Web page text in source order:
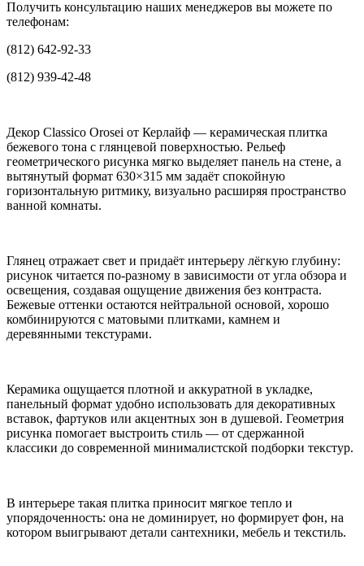
Получить консультацию наших менеджеров вы можете по
телефонам:
(812) 642-92-33
(812) 939-42-48
Декор Classico Orosei от Керлайф — керамическая плитка
бежевого тона с глянцевой поверхностью. Рельеф
геометрического рисунка мягко выделяет панель на стене, а
вытянутый формат 630×315 мм задаёт спокойную
горизонтальную ритмику, визуально расширяя пространство
ванной комнаты.
Глянец отражает свет и придаёт интерьеру лёгкую глубину:
рисунок читается по-разному в зависимости от угла обзора и
освещения, создавая ощущение движения без контраста.
Бежевые оттенки остаются нейтральной основой, хорошо
комбинируются с матовыми плитками, камнем и
деревянными текстурами.
Керамика ощущается плотной и аккуратной в укладке,
панельный формат удобно использовать для декоративных
вставок, фартуков или акцентных зон в душевой. Геометрия
рисунка помогает выстроить стиль — от сдержанной
классики до современной минималистской подборки текстур.
В интерьере такая плитка приносит мягкое тепло и
упорядоченность: она не доминирует, но формирует фон, на
котором выигрывают детали сантехники, мебель и текстиль.